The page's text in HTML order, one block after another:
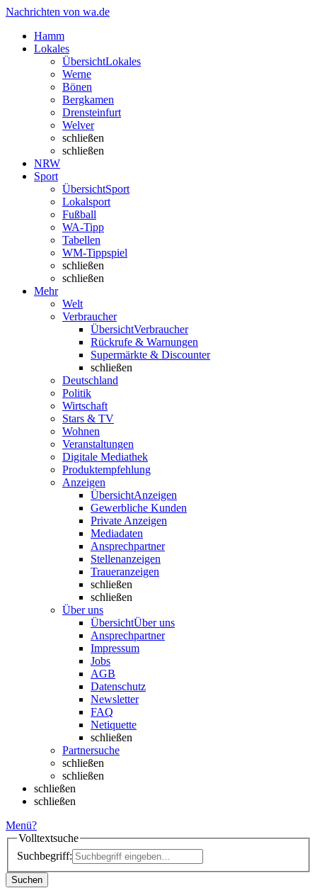
Nachrichten von wa.de
Hamm
Lokales
ÜbersichtLokales
Werne
Bönen
Bergkamen
Drensteinfurt
Welver
schließen
schließen
NRW
Sport
ÜbersichtSport
Lokalsport
Fußball
WA-Tipp
Tabellen
WM-Tippspiel
schließen
schließen
Mehr
Welt
Verbraucher
ÜbersichtVerbraucher
Rückrufe & Warnungen
Supermärkte & Discounter
schließen
Deutschland
Politik
Wirtschaft
Stars & TV
Wohnen
Veranstaltungen
Digitale Mediathek
Produktempfehlung
Anzeigen
ÜbersichtAnzeigen
Gewerbliche Kunden
Private Anzeigen
Mediadaten
Ansprechpartner
Stellenanzeigen
Traueranzeigen
schließen
schließen
Über uns
ÜbersichtÜber uns
Ansprechpartner
Impressum
Jobs
AGB
Datenschutz
Newsletter
FAQ
Netiquette
schließen
Partnersuche
schließen
schließen
schließen
schließen
Menü?
Volltextsuche
Suchbegriff:
Suchen